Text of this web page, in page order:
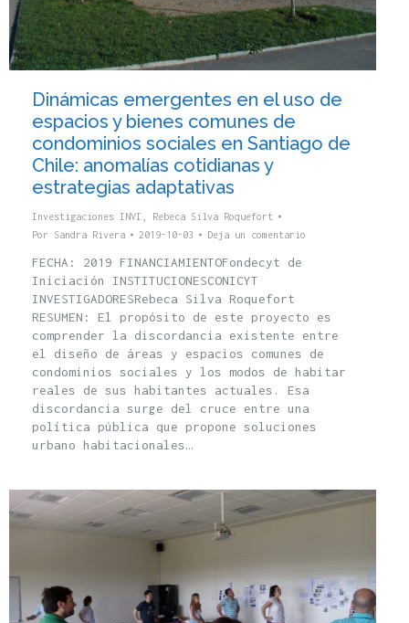
Dinámicas emergentes en el uso de
espacios y bienes comunes de
condominios sociales en Santiago de
Chile: anomalías cotidianas y
estrategias adaptativas
Investigaciones INVI
Rebeca Silva Roquefort
Por Sandra Rivera 2019-10-03 Deja un comentario
FECHA: 2019 FINANCIAMIENTOFondecyt de
Iniciación INSTITUCIONESCONICYT
INVESTIGADORESRebeca Silva Roquefort
RESUMEN: El propósito de este proyecto es
comprender la discordancia existente entre
el diseño de áreas y espacios comunes de
condominios sociales y los modos de habitar
reales de sus habitantes actuales. Esa
discordancia surge del cruce entre una
política pública que propone soluciones
urbano habitacionales…